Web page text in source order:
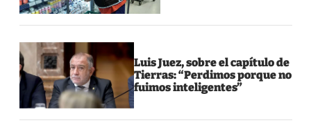
Luis Juez, sobre el capítulo de
Tierras: “Perdimos porque no
fuimos inteligentes”